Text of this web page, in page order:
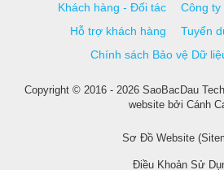
Khách hàng - Đối tác
Công
Hỗ trợ khách hàng
Tuyển
Chính sách Bảo vệ Dữ
Copyright © 2016 - 2026 SaoBacDau
website bởi Cánh
Sơ Đồ Website
Điều Khoản Sử